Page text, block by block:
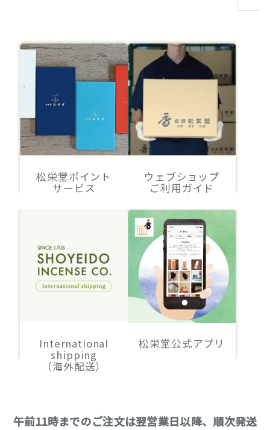
松栄堂ポイント
サービス
ウェブショップ
ご利用ガイド
International
shipping
（海外配送）
松栄堂公式アプリ
午前11時までのご注文は翌営業日以降、順次発送